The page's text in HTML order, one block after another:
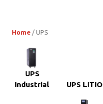
Home / UPS
UPS
Industrial
UPS LITIO